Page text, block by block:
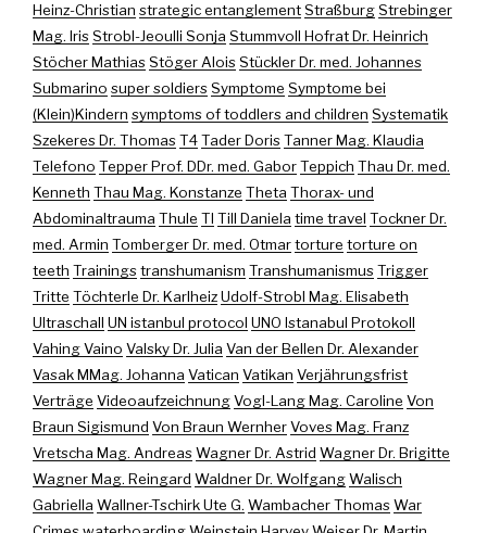
Heinz-Christian strategic entanglementStraßburgStrebinger
Mag. IrisStrobl-Jeoulli Sonja Stummvoll Hofrat Dr. Heinrich
Stöcher MathiasStöger AloisStückler Dr. med. Johannes
Submarino super soldiersSymptome Symptome bei
(Klein)Kindern symptoms of toddlers and children Systematik
Szekeres Dr. ThomasT4Tader DorisTanner Mag. Klaudia
Telefono Tepper Prof. DDr. med. GaborTeppich Thau Dr. med.
Kenneth Thau Mag. Konstanze Theta Thorax- und
Abdominaltrauma Thule TI Till Daniela time travel Tockner Dr.
med. Armin Tomberger Dr. med. Otmartorture torture on
teeth Trainingstranshumanism TranshumanismusTrigger
Tritte Töchterle Dr. KarlheizUdolf-Strobl Mag. Elisabeth
Ultraschall UN istanbul protocol UNO Istanabul Protokoll
Vahing Vaino Valsky Dr. Julia Van der Bellen Dr. Alexander
Vasak MMag. Johanna Vatican Vatikan Verjährungsfrist
Verträge VideoaufzeichnungVogl-Lang Mag. Caroline Von
Braun Sigismund Von Braun WernherVoves Mag. Franz
Vretscha Mag. AndreasWagner Dr. Astrid Wagner Dr. Brigitte
Wagner Mag. Reingard Waldner Dr. WolfgangWalisch
Gabriella Wallner-Tschirk Ute G. Wambacher ThomasWar